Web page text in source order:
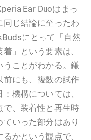
Ear Duoはまっ
同じ結論に至ったわ
にとって「自然
」という要素は、
うことがわかる。鎌
前にも、複数の試作
機構については、
で、装着性と再生時
いった部分はあり
かという観点で、